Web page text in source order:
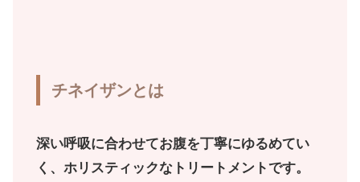
チネイザンとは
深い呼吸に合わせてお腹を丁寧にゆるめてい
く、ホリスティックなトリートメントです。